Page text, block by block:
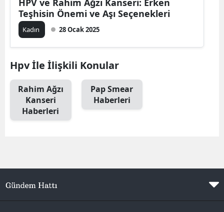
Bursa
Çorum
Erzurum
Teşhisin Önemi ve Aşı Seçenekleri
Kadın 28 Ocak 2025
Hpv İle İlişkili Konular
Rahim Ağzı
Kanseri
Haberleri
Pap Smear
Haberleri